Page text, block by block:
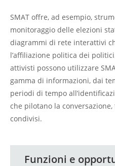
SMAT offre, ad esempio,
monitoraggio delle elezioni
diagrammi di rete interattivi
l’affiliazione politica dei
attivisti possono utilizzare
gamma di informazioni, dai
periodi di tempo
che pilotano la
condivisi.
Funzioni e